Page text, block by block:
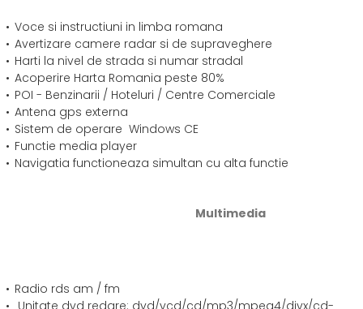
Voce si instructiuni in limba romana
Avertizare camere radar si de supraveghere
Harti la nivel de strada si numar stradal
Acoperire Harta Romania peste 80%
POI - Benzinarii / Hoteluri / Centre Comerciale
Antena gps externa
Sistem de operare Windows CE
Functie media player
Navigatia functioneaza simultan cu alta functie
Multimedia
Radio rds am / fm
Unitate dvd redare: dvd/vcd/cd/mp3/mpeg4/divx/cd-